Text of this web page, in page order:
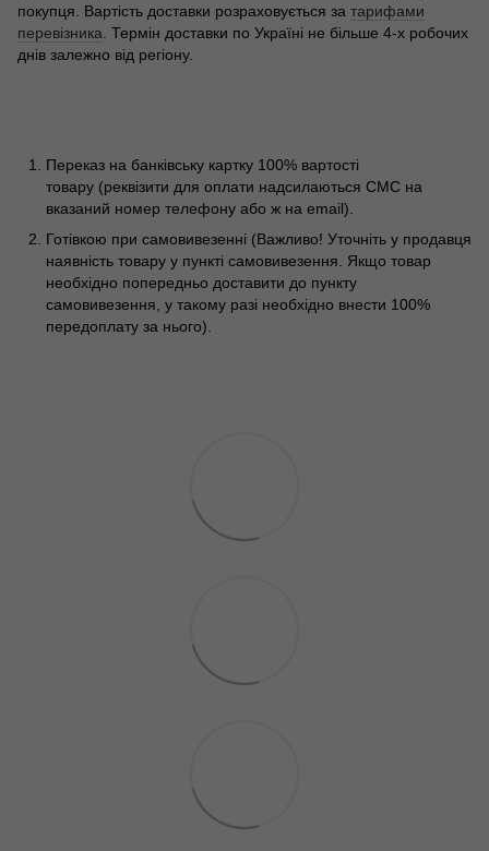
покупця. Вартість доставки розраховується за тарифами
перевізника . Термін доставки по Україні не більше 4-х робочих
днів залежно від регіону.
Переказ на банківську картку 100% вартості
товару (реквізити для оплати надсилаються СМС на
вказаний номер телефону або ж на email).
Готівкою при самовивезенні (Важливо! Уточніть у продавця
наявність товару у пункті самовивезення. Якщо товар
необхідно попередньо доставити до пункту
самовивезення, у такому разі необхідно внести 100%
передоплату за нього).